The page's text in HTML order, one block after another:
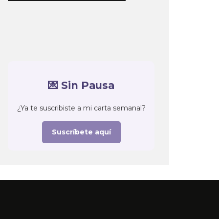
💌 Sin Pausa
¿Ya te suscribiste a mi carta semanal?
Suscríbete aquí